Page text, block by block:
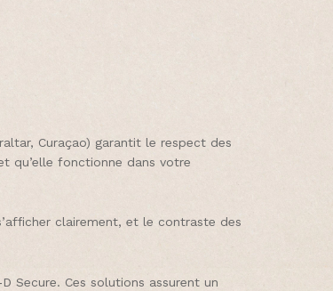
Curaçao) garantit le respect des
qu’elle fonctionne dans votre
clairement, et le contraste des
Secure. Ces solutions assurent un